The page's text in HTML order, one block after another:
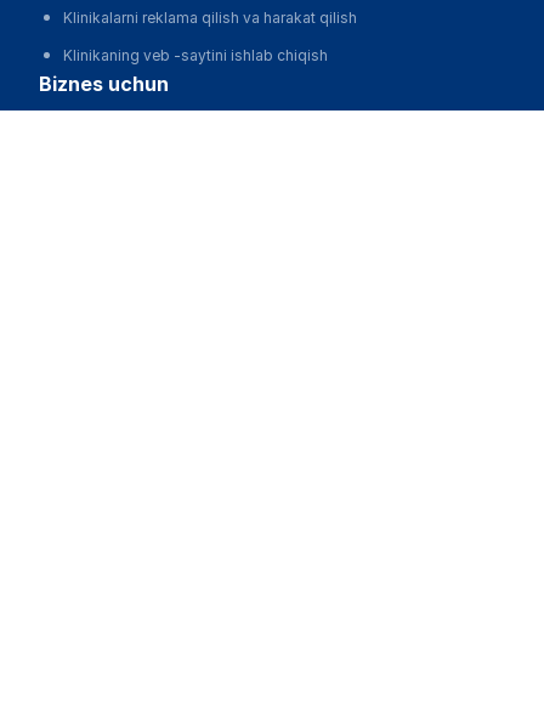
Klinikalarni reklama qilish va harakat qilish
Klinikaning veb -saytini ishlab chiqish
biznes uchun